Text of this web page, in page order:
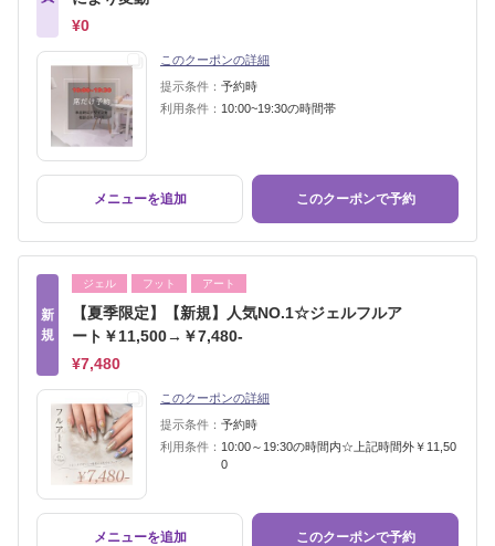
¥0
このクーポンの詳細
提示条件： 予約時
利用条件： 10:00~19:30の時間帯
メニューを追加 このクーポンで予約
新
規
ジェル フット アート
【夏季限定】【新規】人気NO.1☆ジェルフルア
ート￥11,500→￥7,480-
¥7,480
このクーポンの詳細
提示条件： 予約時
利用条件： 10:00～19:30の時間内☆上記時間外￥11,50
0
メニューを追加 このクーポンで予約